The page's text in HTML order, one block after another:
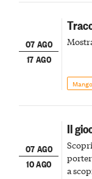
07 AGO
17 AGO
Mango
07 AGO
10 AGO
Il
a